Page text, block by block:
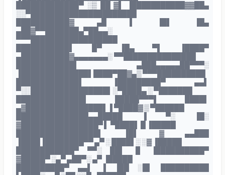
█████████████▀ ░▒ ██ ▓▌ ▐███████████▓▓██▄
░░▀██████████████████████
███████████▓ ▄█ ▌ ▐█▌ ▐█▄
▄██▓▀▀███████▄▀██▄▄░
▀▀▀██████████████████
███████████▌ █▀ ▐█▄ ▀▌ ▐████▀
▄██████████▓▄▄▄▄▄▄▄░ ▀▀███████████████
████████████▌ ▄███▄▄▄▄▄██▀▀▀░
▐██████████████▌████▀██▓▄▒ ▀▀▀██████████
█████████████▌ ▐█████████▀ ▄▄▌
▀░░████████████████▌░▀████▄ ░ ▀███████
██████████████▌ █████▀▀▀▌ ████▌
▄▓████████████████▌▐ ▀████▓ ▒ ▀██████
███████████████▄▄█████ ▐ ▀░ ▐█░
▓████████████████▀ ▌ ▀████▌ █ ▐█████
█████████████████▌ ▐█▌ ▓ ▄▄███
▐████▐████████▀▀ ▄▀ ░ ████▌░ ░▓ ▐█████
████████████▀ ▀▀░ ██▌ ▐▌ ▐██████████▀
▓█████▀ ░▄▀ ▄██▀░ ▄▀ ▐█████
██████████▀ ▄▄▌ ▐ ▐██ ░█▌ ██████████